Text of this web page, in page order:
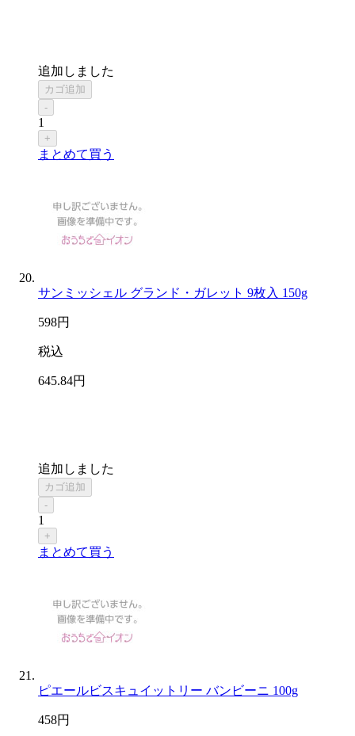
追加しました
カゴ追加
-
1
+
まとめて買う
サンミッシェル グランド・ガレット 9枚入 150g
598円
税込
645.84円
追加しました
カゴ追加
-
1
+
まとめて買う
ピエールビスキュイットリー バンビーニ 100g
458円